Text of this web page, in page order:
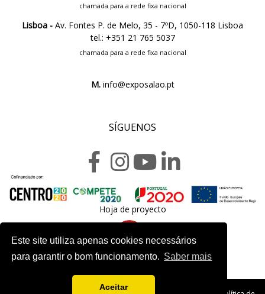
Este site utiliza apenas cookies necessários
para garantir o bom funcionamento. Saber mais
Aceitar
chamada para a rede fixa nacional
Lisboa - Av. Fontes P. de Melo, 35 - 7ºD, 1050-118 Lisboa
tel.: +351 21 765 5037
chamada para a rede fixa nacional
M.info@exposalao.pt
SÍGUENOS
Hoja de proyecto